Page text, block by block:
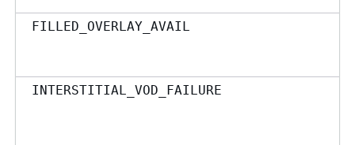
FILLED_OVERLAY_AVAIL
INTERSTITIAL_VOD_FAILURE